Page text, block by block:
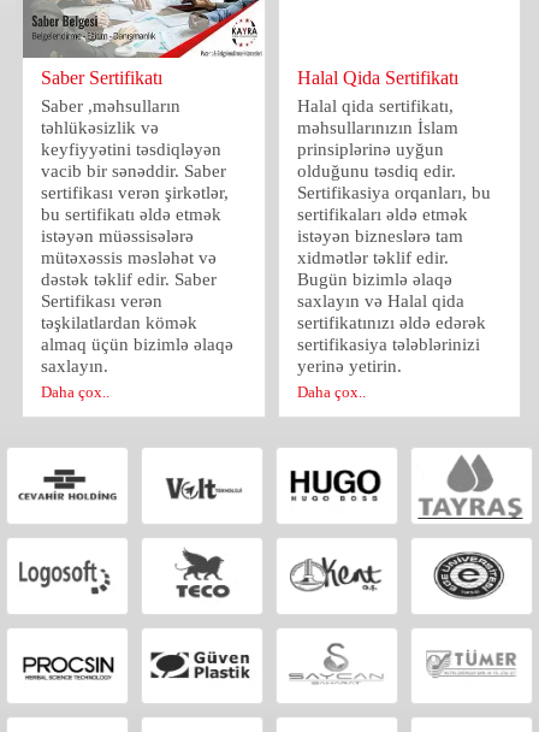
Saber Sertifikatı
Saber ,məhsulların
təhlükəsizlik və
keyfiyyətini təsdiqləyən
vacib bir sənəddir. Saber
sertifikası verən şirkətlər,
bu sertifikatı əldə etmək
istəyən müəssisələrə
mütəxəssis məsləhət və
dəstək təklif edir. Saber
Sertifikası verən
təşkilatlardan kömək
almaq üçün bizimlə əlaqə
saxlayın.
Daha çox..
Halal Qida Sertifikatı
Halal qida sertifikatı,
məhsullarınızın İslam
prinsiplərinə uyğun
olduğunu təsdiq edir.
Sertifikasiya orqanları, bu
sertifikaları əldə etmək
istəyən bizneslərə tam
xidmətlər təklif edir.
Bugün bizimlə əlaqə
saxlayın və Halal qida
sertifikatınızı əldə edərək
sertifikasiya tələblərinizi
yerinə yetirin.
Daha çox..